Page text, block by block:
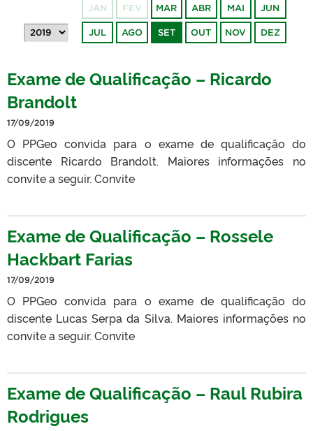
PORTARIAS
JAN FEV MAR ABR MAI JUN
JUL AGO SET OUT NOV DEZ
Exame de Qualificação – Ricardo
Brandolt
17/09/2019
O PPGeo convida para o exame de qualificação do
discente Ricardo Brandolt. Maiores informações no
convite a seguir. Convite
Exame de Qualificação – Rossele
Hackbart Farias
17/09/2019
O PPGeo convida para o exame de qualificação do
discente Lucas Serpa da Silva. Maiores informações no
convite a seguir. Convite
Exame de Qualificação – Raul Rubira
Rodrigues